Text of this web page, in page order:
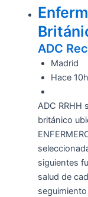
ADC
Madrid
Hace 10h
ADC RRHH
británico
siguientes
salud de